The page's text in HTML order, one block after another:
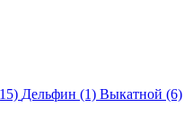
Дельфин (1) Выкатной (6)